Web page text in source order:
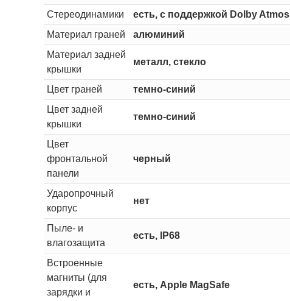
Стереодинамики
есть, с поддержкой Dolby Atmos
Материал граней
алюминий
Материал задней
крышки
металл, стекло
Цвет граней
темно-синий
Цвет задней
крышки
темно-синий
Цвет
фронтальной
панели
черный
Ударопрочный
корпус
нет
Пыле- и
влагозащита
есть, IP68
Встроенные
магниты (для
зарядки и
есть, Apple MagSafe